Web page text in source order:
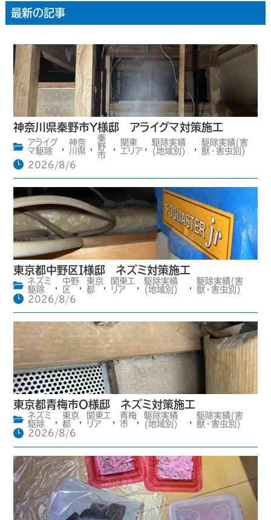
最新の記事
神奈川県秦野市Y様邸 アライグマ対策施工
アライグ
マ駆除
,
神奈
川県 ,
秦
野
市
,
関東
エリア ,
駆除実績
(地域別)
,
駆除実績(害
獣・害虫別)
2026/8/6
東京都中野区I様邸 ネズミ対策施工
ネズミ
駆除
,
中野
区
,
東京
都
,
関東エ
リア
,
駆除実績
(地域別)
,
駆除実績(害
獣・害虫別)
2026/8/6
東京都青梅市O様邸 ネズミ対策施工
ネズミ
駆除
,
東京
都
,
関東エ
リア
,
青梅
市
,
駆除実績
(地域別)
,
駆除実績(害
獣・害虫別)
2026/8/6